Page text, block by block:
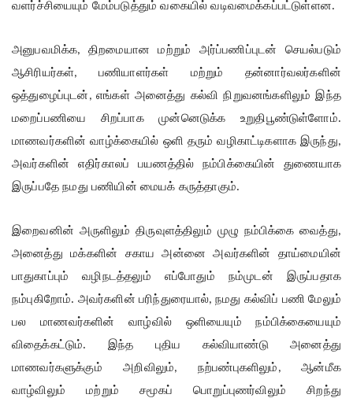
வளர்ச்சியையும் மேம்படுத்தும் வகையில் வடிவமைக்கப்பட்டுள்ளன.
அனுபவமிக்க,திறமையான மற்றும் அர்ப்பணிப்புடன் செயல்படும்
ஆசிரியர்கள், பணியாளர்கள் மற்றும் தன்னார்வலர்களின்
ஒத்துழைப்புடன் , எங்கள் அனைத்து கல்வி நிறுவனங்களிலும் இந்த
மறைப்பணியை சிறப்பாக முன்னெடுக்க உறுதிபூண்டுள்ளோம்.
மாணவர்களின் வாழ்க்கையில் ஒளி தரும் வழிகாட்டிகளாக இருந்து,
அவர்களின் எதிர்காலப் பயணத்தில் நம்பிக்கையின் துணையாக
இருப்பதே நமது பணியின் மையக் கருத்தாகும்.
இறைவனின் அருளிலும் திருவுளத்திலும் முழு நம்பிக்கை வைத்து,
அனைத்து மக்களின் சகாய அன்னை அவர்களின் தாய்மையின்
பாதுகாப்பும் வழிநடத்தலும் எப்போதும் நம்முடன் இருப்பதாக
நம்புகிறோம். அவர்களின் பரிந்துரையால், நமது கல்விப் பணி மேலும்
பல மாணவர்களின் வாழ்வில் ஒளியையும் நம்பிக்கையையும்
விதைக்கட்டும். இந்த புதிய கல்வியாண்டு அனைத்து
மாணவர்களுக்கும் அறிவிலும், நற்பண்புகளிலும் ,ஆன்மீக
வாழ்விலும் மற்றும் சமூகப் பொறுப்புணர்விலும் சிறந்து